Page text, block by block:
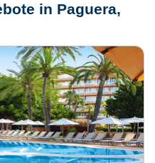
in Paguera,